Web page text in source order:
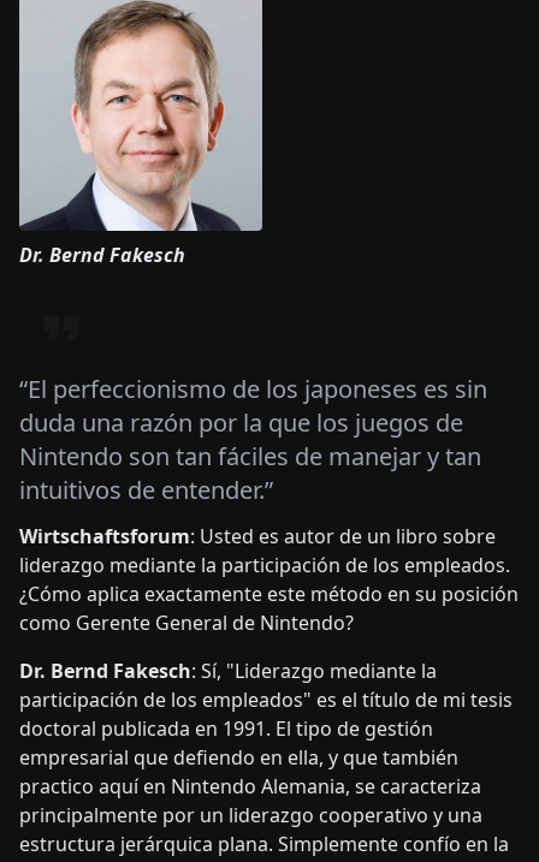
Dr. Bernd Fakesch
“El perfeccionismo de los japoneses es sin
duda una razón por la que los juegos de
Nintendo son tan fáciles de manejar y tan
intuitivos de entender.”
Wirtschaftsforum: Usted es autor de un libro sobre
liderazgo mediante la participación de los empleados.
¿Cómo aplica exactamente este método en su posición
como Gerente General de Nintendo?
Dr. Bernd Fakesch: Sí, "Liderazgo mediante la
participación de los empleados" es el título de mi tesis
doctoral publicada en 1991. El tipo de gestión
empresarial que defiendo en ella, y que también
practico aquí en Nintendo Alemania, se caracteriza
principalmente por un liderazgo cooperativo y una
estructura jerárquica plana. Simplemente confío en la